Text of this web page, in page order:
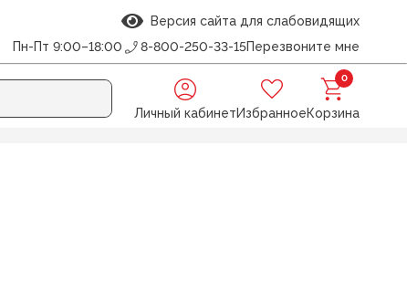
Версия сайта для слабовидящих
Пн-Пт 9:00–18:00 8-800-250-33-15Перезвоните мне
Личный кабинетИзбранное
0
Корзина